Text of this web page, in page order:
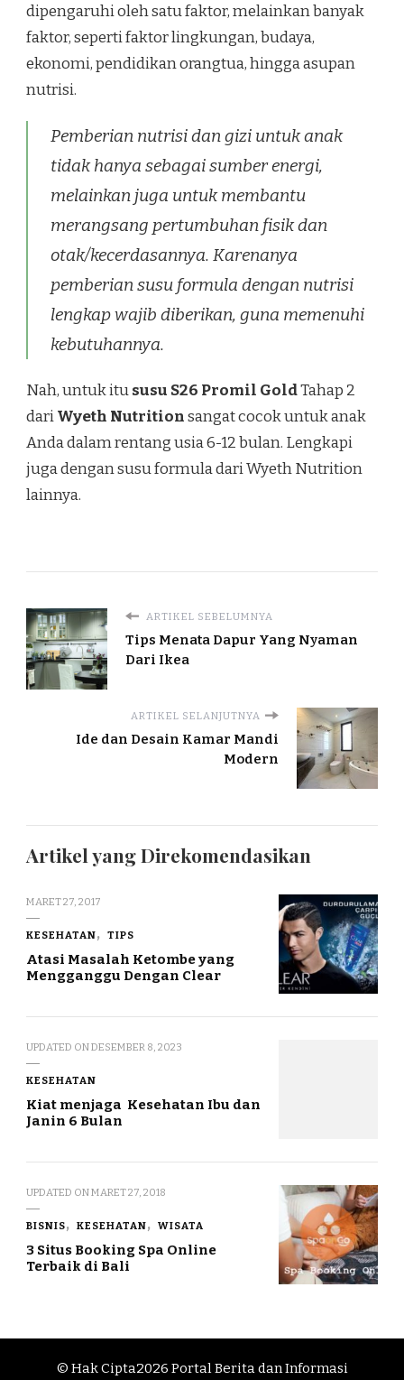
dipengaruhi oleh satu faktor, melainkan banyak
faktor, seperti faktor lingkungan, budaya,
ekonomi, pendidikan orangtua, hingga asupan
nutrisi.
Pemberian nutrisi dan gizi untuk anak
tidak hanya sebagai sumber energi,
melainkan juga untuk membantu
merangsang pertumbuhan fisik dan
otak/kecerdasannya. Karenanya
pemberian susu formula dengan nutrisi
lengkap wajib diberikan, guna memenuhi
kebutuhannya.
Nah, untuk itususu S26 Promil GoldTahap 2
dariWyeth Nutritionsangat cocok untuk anak
Anda dalam rentang usia 6-12 bulan. Lengkapi
juga dengan susu formula dari Wyeth Nutrition
lainnya.
ARTIKEL SEBELUMNYA
Tips Menata Dapur Yang Nyaman
Dari Ikea
ARTIKEL SELANJUTNYA
Ide dan Desain Kamar Mandi
Modern
Artikel yang Direkomendasikan
MARET 27, 2017
KESEHATAN TIPS
Atasi Masalah Ketombe yang
Mengganggu Dengan Clear
UPDATED ONDESEMBER 8, 2023
KESEHATAN
Kiat menjaga Kesehatan Ibu dan
Janin 6 Bulan
UPDATED ONMARET 27, 2018
BISNIS KESEHATAN WISATA
3 Situs Booking Spa Online
Terbaik di Bali
© Hak Cipta2026 Portal Berita dan Informasi